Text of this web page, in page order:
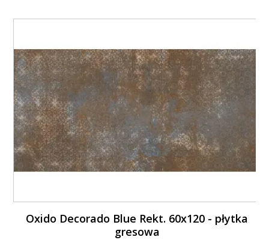
Oxido Decorado Blue Rekt. 60x120 - płytka
gresowa